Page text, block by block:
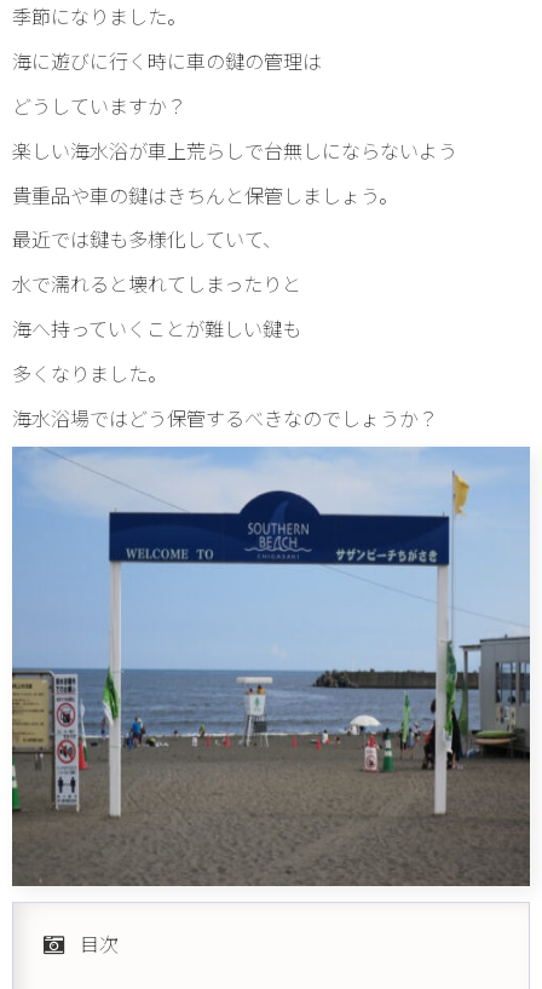
季節になりました。
海に遊びに行く時に車の鍵の管理は
どうしていますか？
楽しい海水浴が車上荒らしで台無しにならないよう
貴重品や車の鍵はきちんと保管しましょう。
最近では鍵も多様化していて、
水で濡れると壊れてしまったりと
海へ持っていくことが難しい鍵も
多くなりました。
海水浴場ではどう保管するべきなのでしょうか？
目次